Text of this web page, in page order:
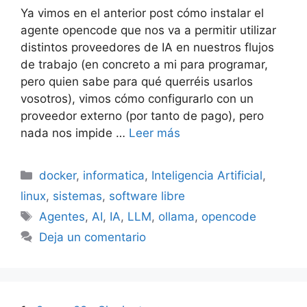
Ya vimos en el anterior post cómo instalar el
agente opencode que nos va a permitir utilizar
distintos proveedores de IA en nuestros flujos
de trabajo (en concreto a mi para programar,
pero quien sabe para qué querréis usarlos
vosotros), vimos cómo configurarlo con un
proveedor externo (por tanto de pago), pero
nada nos impide … Leer más
Categorías
docker, informatica, Inteligencia Artificial,
linux, sistemas, software libre
Etiquetas
Agentes,AI, IA, LLM, ollama, opencode
Deja un comentario